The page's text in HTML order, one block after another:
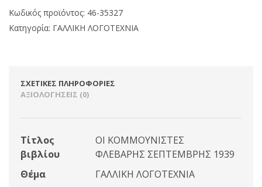
Κωδικός προϊόντος: 46-35327
Κατηγορία: ΓΑΛΛΙΚΗ ΛΟΓΟΤΕΧΝΙΑ
ΣΧΕΤΙΚΈΣ ΠΛΗΡΟΦΟΡΊΕΣ
ΑΞΙΟΛΟΓΉΣΕΙΣ (0)
Τίτλος
βιβλίου
ΟΙ ΚΟΜΜΟΥΝΙΣΤΕΣ
ΦΛΕΒΑΡΗΣ ΣΕΠΤΕΜΒΡΗΣ 1939
Θέμα
ΓΑΛΛΙΚΗ ΛΟΓΟΤΕΧΝΙΑ